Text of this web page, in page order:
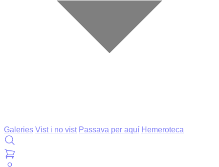
Galeries Vist i no vist Passava per aquí Hemeroteca